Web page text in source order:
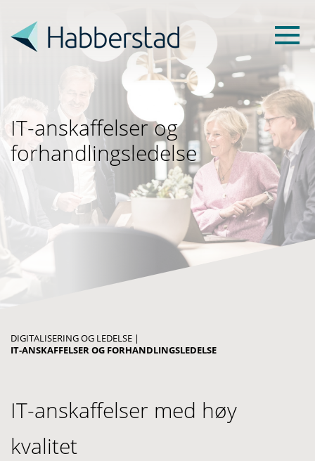
IT-anskaffelser og
forhandlingsledelse
DIGITALISERING OG LEDELSE |
IT-ANSKAFFELSER OG FORHANDLINGSLEDELSE
IT-anskaffelser med høy
kvalitet